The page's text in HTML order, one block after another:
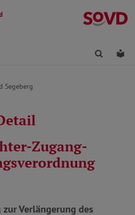
Finden
Segeberg
Zugang-
Verlängerung des